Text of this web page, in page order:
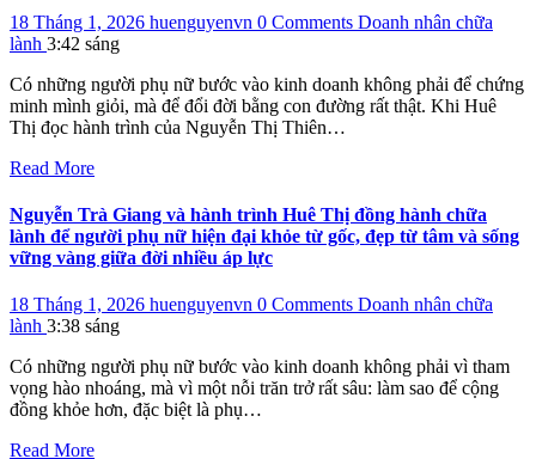
18 Tháng 1, 2026 huenguyenvn 0 Comments Doanh nhân chữa
lành 3:42 sáng
Có những người phụ nữ bước vào kinh doanh không phải để chứng
minh mình giỏi, mà để đổi đời bằng con đường rất thật. Khi Huê
Thị đọc hành trình của Nguyễn Thị Thiên…
Read More
Nguyễn Trà Giang và hành trình Huê Thị đồng hành chữa
lành để người phụ nữ hiện đại khỏe từ gốc, đẹp từ tâm và sống
vững vàng giữa đời nhiều áp lực
18 Tháng 1, 2026 huenguyenvn 0 Comments Doanh nhân chữa
lành 3:38 sáng
Có những người phụ nữ bước vào kinh doanh không phải vì tham
vọng hào nhoáng, mà vì một nỗi trăn trở rất sâu: làm sao để cộng
đồng khỏe hơn, đặc biệt là phụ…
Read More